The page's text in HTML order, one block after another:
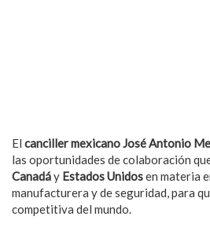
El canciller mexicano José Antonio
las oportunidades de colaboración
Canadáy Estados Unidosen materia
manufacturera y de seguridad, para
competitiva del mundo.